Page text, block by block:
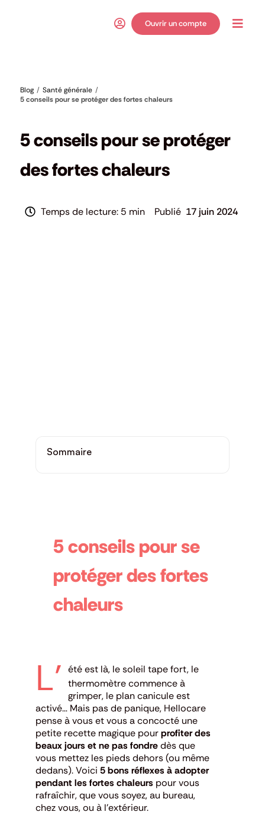
Ouvrir un compte
Blog
Santé générale
5 conseils pour se protéger des fortes chaleurs
5 conseils pour se protéger
des fortes chaleurs
5 min 17 juin 2024
Sommaire
5 conseils pour se
protéger des fortes
chaleurs
L’ été est là, le soleil tape fort, le
thermomètre commence à
grimper, le plan canicule est
activé… Mais pas de panique, Hellocare
pense à vous et vous a concocté une
petite recette magique pourprofiter des
beaux jours et ne pas fondredès que
vous mettez les pieds dehors (ou même
dedans). Voici 5 bons réflexes à adopter
pendant les fortes chaleurs pour vous
rafraîchir, que vous soyez, au bureau,
chez vous, ou à l’extérieur.